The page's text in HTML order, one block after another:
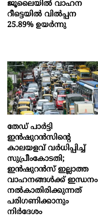
ജൂലൈയിൽ വാഹന
റീട്ടെയിൽ വിൽപ്പന
25.89% ഉയർന്നു
തേഡ് പാർട്ടി
ഇൻഷുറൻസിന്റെ
കാലയളവ് വർധിപ്പിച്ച്
സുപ്രീംകോടതി;
ഇൻഷുറൻസ് ഇല്ലാത്ത
വാഹനങ്ങൾക്ക് ഇന്ധനം
നൽകാതിരിക്കുന്നത്
പരിഗണിക്കാനും
നിർദേശം